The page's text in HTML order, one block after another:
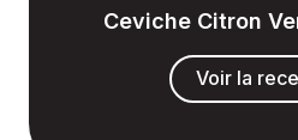
Ceviche Citron
Voir la